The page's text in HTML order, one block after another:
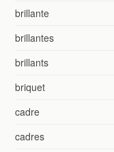
brillante
brillantes
brillants
briquet
cadre
cadres